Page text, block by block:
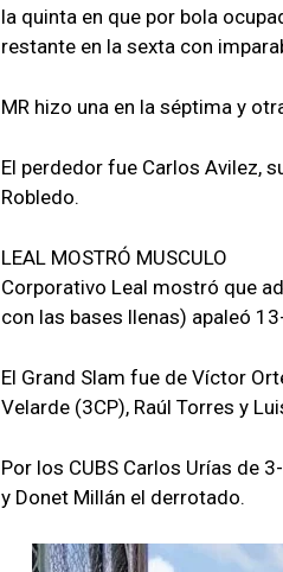
la quinta en que por bola
restante en la sexta con
MR hizo una en la séptima y
El perdedor fue Carlos Avilez,
Robledo.
LEAL MOSTRÓ MUSCULO
Corporativo Leal mostró que
con las bases llenas) apaleó
El Grand Slam fue de Víctor
Velarde (3CP), Raúl Torres y
Por los CUBS Carlos Urías de
y Donet Millán el derrotado.